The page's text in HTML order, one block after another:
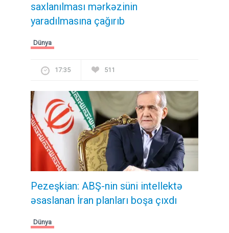
saxlanılması mərkəzinin
yaradılmasına çağırıb
Dünya
17:35 511
Pezeşkian: ABŞ-nin süni intellektə
əsaslanan İran planları boşa çıxdı
Dünya